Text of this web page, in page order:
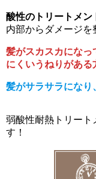
酸性のトリートメン
内部からダメージを
髪がスカスカになっ
にくいうねりがある
髪がサラサラになり
弱酸性耐熱トリート
す！